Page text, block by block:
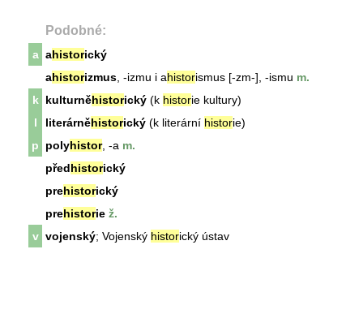
Podobné:
a ahistorický
ahistorizmus , -izmu i ahistorismus [-zm-], -ismu m.
k
kulturněhistorický (k historie kultury)
l
literárněhistorický (k literární historie)
p
polyhistor, -a m.
předhistorický
prehistorický
prehistorie ž.
v vojenský; Vojenský historický ústav